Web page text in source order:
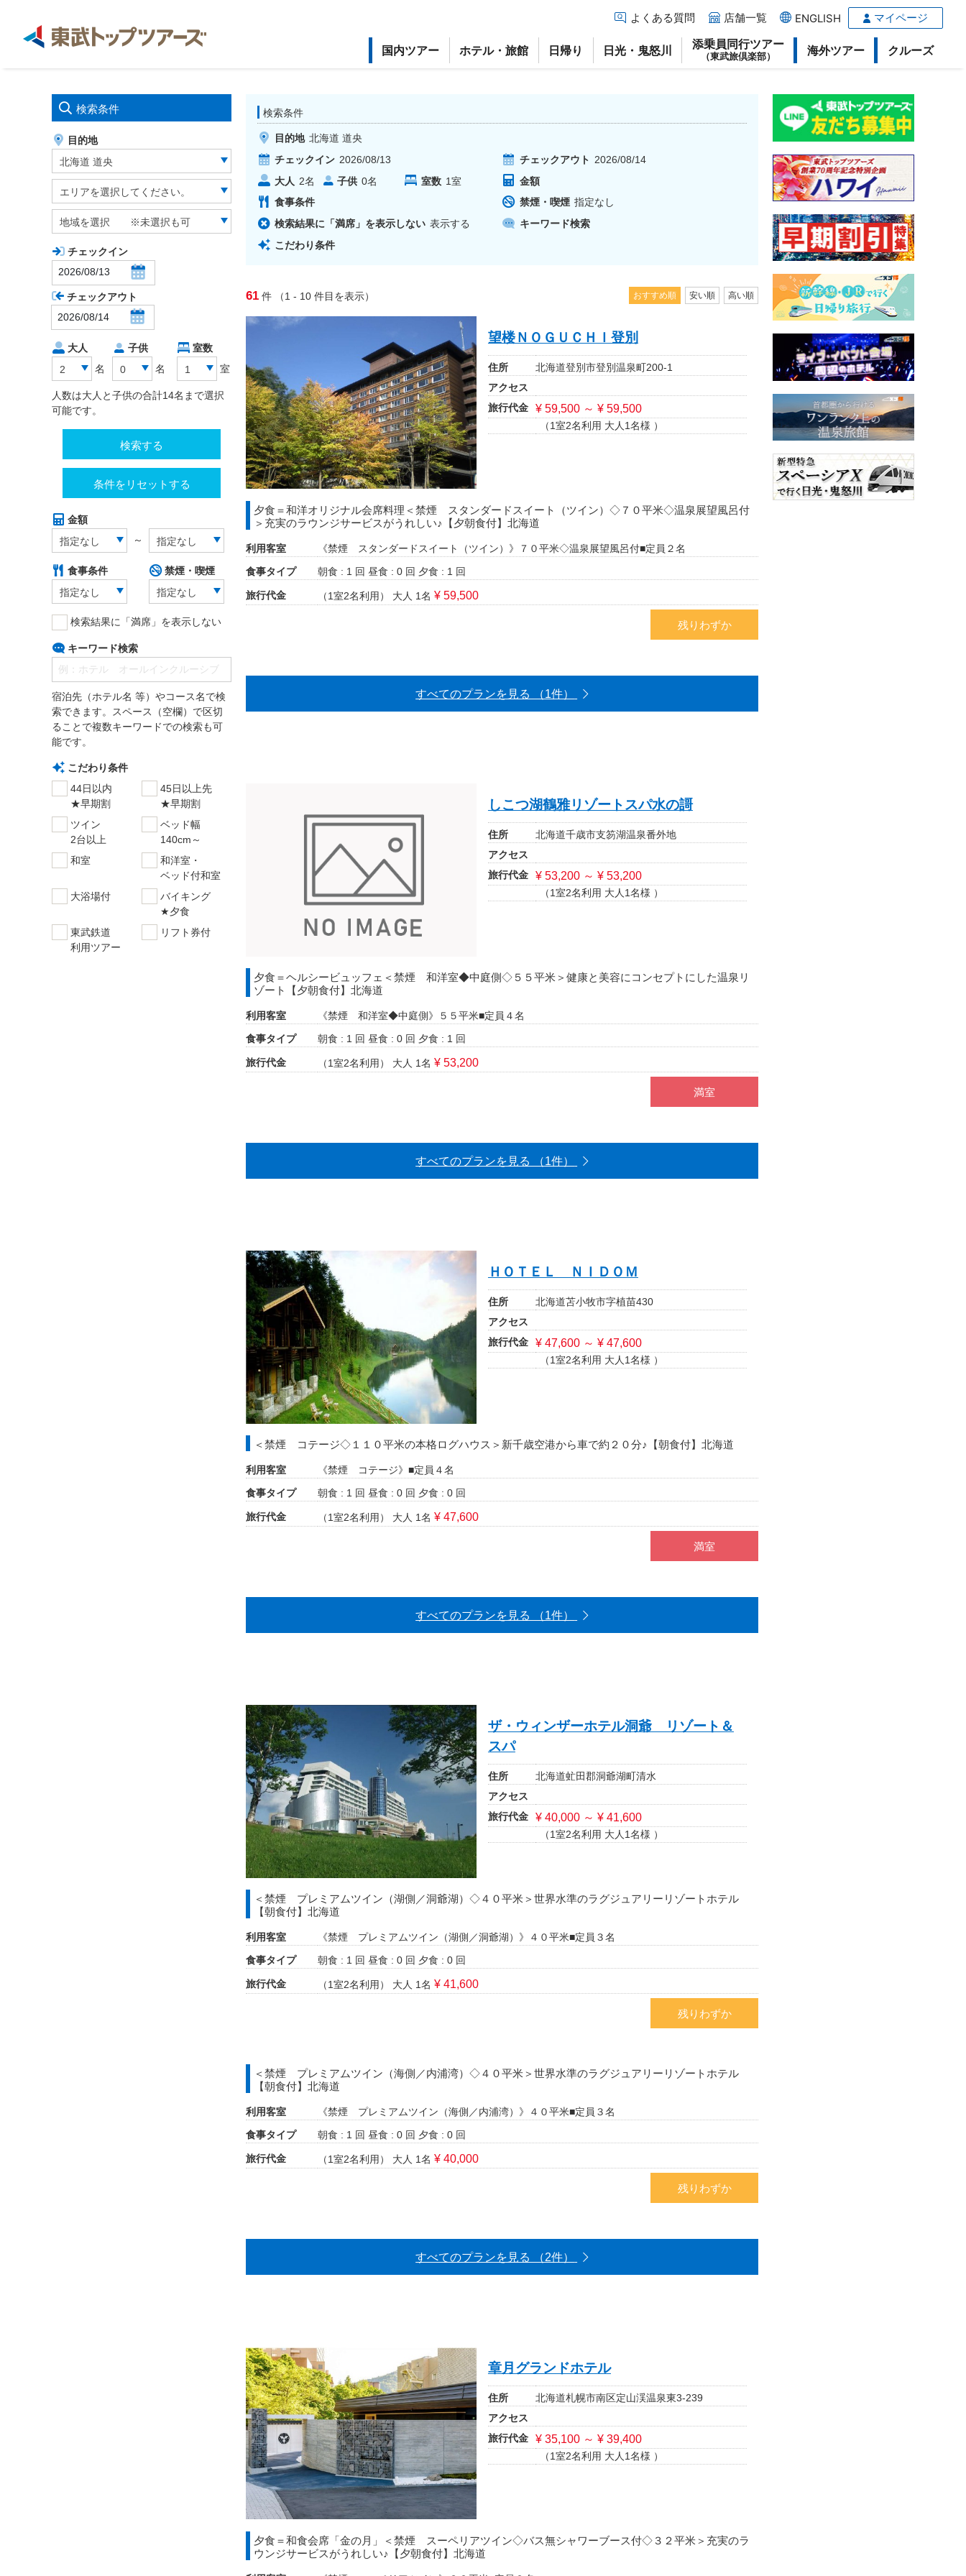
よくある質問 店舗一覧 ENGLISH マイページ
国内ツアー ホテル・旅館 日帰り 日光・鬼怒川 添乗員同行ツアー
（東武旅倶楽部） 海外ツアー クルーズ
検索条件
目的地
北海道 道央
エリアを選択してください。
地域を選択 ※未選択も可
チェックイン
チェックアウト
大人
2
名
子供
0
名
室数
1
室
人数は大人と子供の合計14名まで選択
可能です。
検索する
条件をリセットする
金額
指定なし
～ 指定なし
食事条件
指定なし
禁煙・喫煙
指定なし
検索結果に「満席」を表示しない
キーワード検索
宿泊先（ホテル名 等）やコース名で検
索できます。スペース（空欄）で区切
ることで複数キーワードでの検索も可
能です。
こだわり条件
44日以内
★早期割
45日以上先
★早期割
ツイン
2台以上
ベッド幅
140cm～
和室
和洋室・
ベッド付和室
大浴場付
バイキング
★夕食
東武鉄道
利用ツアー
リフト券付
検索条件
目的地 北海道 道央
チェックイン 2026/08/13 チェックアウト 2026/08/14
大人 2名 子供 0名 室数 1室
金額
食事条件
禁煙・喫煙 指定なし
検索結果に「満席」を表示しない 表示する
キーワード検索
こだわり条件
61 件 （1 - 10 件目を表示） おすすめ順 安い順 高い順
望楼ＮＯＧＵＣＨＩ登別
住所
北海道登別市登別温泉町200-1
アクセス
旅行代金
¥ 59,500 ～ ¥ 59,500
（1室2名利用 大人1名様 ）
夕食＝和洋オリジナル会席料理＜禁煙 スタンダードスイート（ツイン）◇７０平米◇温泉展望風呂付
＞充実のラウンジサービスがうれしい♪【夕朝食付】北海道
利用客室
《禁煙 スタンダードスイート（ツイン）》７０平米◇温泉展望風呂付■定員２名
食事タイプ
朝食 : 1 回 昼食 : 0 回 夕食 : 1 回
旅行代金 （1室2名利用） 大人 1名 ¥ 59,500
残りわずか
すべてのプランを見る （1件）
しこつ湖鶴雅リゾートスパ水の謌
住所
北海道千歳市支笏湖温泉番外地
アクセス
旅行代金
¥ 53,200 ～ ¥ 53,200
（1室2名利用 大人1名様 ）
夕食＝ヘルシービュッフェ＜禁煙 和洋室◆中庭側◇５５平米＞健康と美容にコンセプトにした温泉リ
ゾート【夕朝食付】北海道
利用客室
《禁煙 和洋室◆中庭側》５５平米■定員４名
食事タイプ
朝食 : 1 回 昼食 : 0 回 夕食 : 1 回
旅行代金 （1室2名利用） 大人 1名 ¥ 53,200
満室
すべてのプランを見る （1件）
ＨＯＴＥＬ ＮＩＤＯＭ
住所
北海道苫小牧市字植苗430
アクセス
旅行代金
¥ 47,600 ～ ¥ 47,600
（1室2名利用 大人1名様 ）
＜禁煙 コテージ◇１１０平米の本格ログハウス＞新千歳空港から車で約２０分♪【朝食付】北海道
利用客室
《禁煙 コテージ》■定員４名
食事タイプ
朝食 : 1 回 昼食 : 0 回 夕食 : 0 回
旅行代金 （1室2名利用） 大人 1名 ¥ 47,600
満室
すべてのプランを見る （1件）
ザ・ウィンザーホテル洞爺 リゾート＆
スパ
住所
北海道虻田郡洞爺湖町清水
アクセス
旅行代金
¥ 40,000 ～ ¥ 41,600
（1室2名利用 大人1名様 ）
＜禁煙 プレミアムツイン（湖側／洞爺湖）◇４０平米＞世界水準のラグジュアリーリゾートホテル
【朝食付】北海道
利用客室
《禁煙 プレミアムツイン（湖側／洞爺湖）》４０平米■定員３名
食事タイプ
朝食 : 1 回 昼食 : 0 回 夕食 : 0 回
旅行代金 （1室2名利用） 大人 1名 ¥ 41,600
残りわずか
＜禁煙 プレミアムツイン（海側／内浦湾）◇４０平米＞世界水準のラグジュアリーリゾートホテル
【朝食付】北海道
利用客室
《禁煙 プレミアムツイン（海側／内浦湾）》４０平米■定員３名
食事タイプ
朝食 : 1 回 昼食 : 0 回 夕食 : 0 回
旅行代金 （1室2名利用） 大人 1名 ¥ 40,000
残りわずか
すべてのプランを見る （2件）
章月グランドホテル
住所
北海道札幌市南区定山渓温泉東3-239
アクセス
旅行代金
¥ 35,100 ～ ¥ 39,400
（1室2名利用 大人1名様 ）
夕食＝和食会席「金の月」＜禁煙 スーペリアツイン◇バス無シャワーブース付◇３２平米＞充実のラ
ウンジサービスがうれしい♪【夕朝食付】北海道